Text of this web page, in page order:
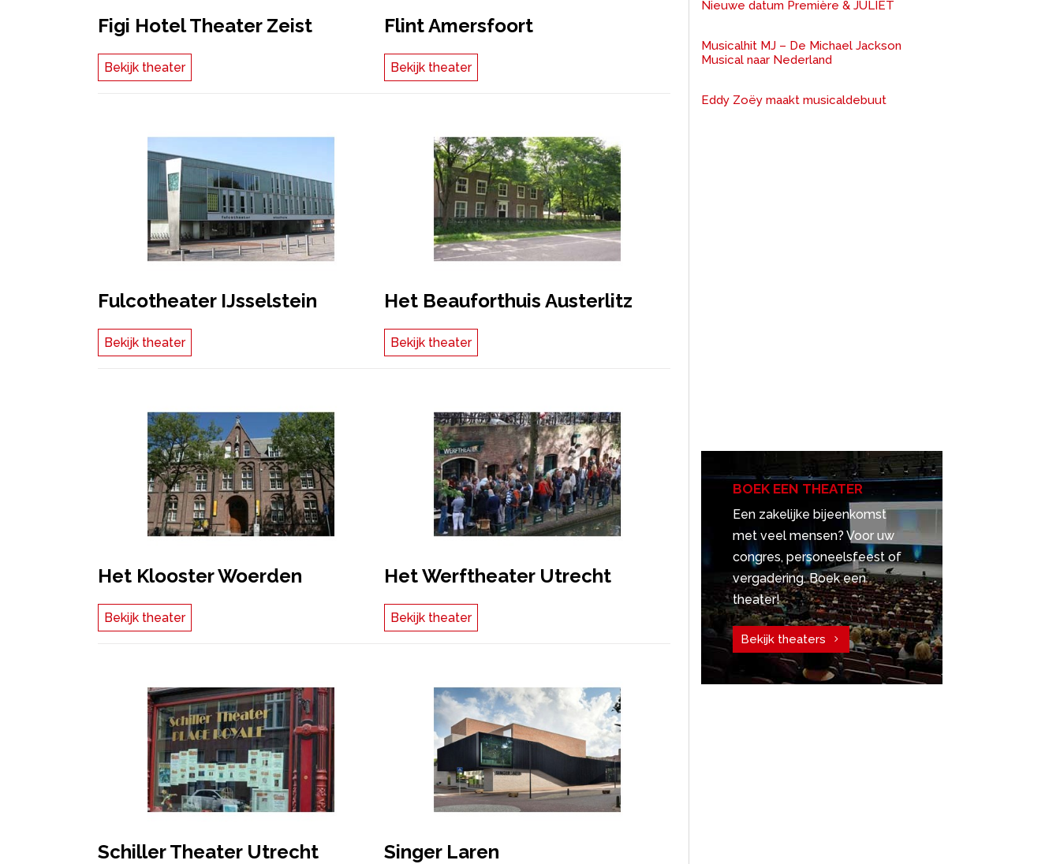
Figi Hotel Theater Zeist
Bekijk theater
Flint Amersfoort
Bekijk theater
Fulcotheater IJsselstein
Bekijk theater
Het Beauforthuis Austerlitz
Bekijk theater
Het Klooster Woerden
Bekijk theater
Het Werftheater Utrecht
Bekijk theater
Schiller Theater Utrecht Singer Laren
Nieuwe datum Première & JULIET
Musicalhit MJ – De Michael Jackson
Musical naar Nederland
Eddy Zoëy maakt musicaldebuut
BOEK EEN THEATER
Een zakelijke bijeenkomst
met veel mensen? Voor uw
congres, personeelsfeest of
vergadering. Boek een
theater!
Bekijk theaters